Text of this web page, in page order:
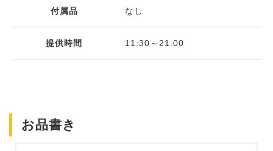
付属品 なし
提供時間 11:30～21:00
お品書き